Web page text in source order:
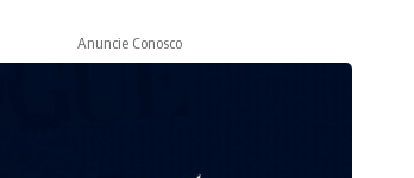
Anuncie Conosco